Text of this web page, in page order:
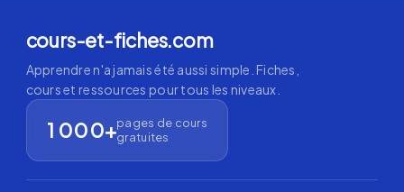
cours-et-fiches.com
Apprendre n'a jamais été aussi simple. Fiches,
cours et ressources pour tous les niveaux.
1 000+pages de cours
gratuites